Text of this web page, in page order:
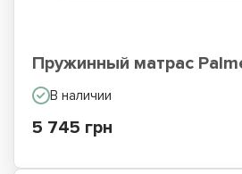
Пружинный матрас
В наличии
5 745 грн